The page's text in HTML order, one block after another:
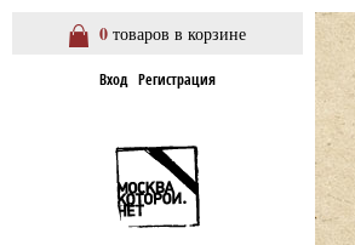
0 товаров в корзине
Вход Регистрация